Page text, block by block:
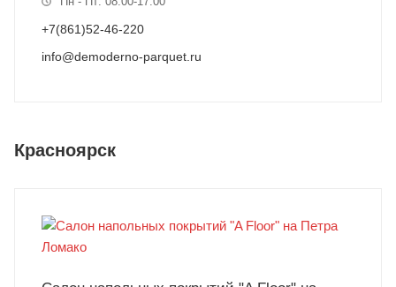
+7(861)52-46-220
info@demoderno-parquet.ru
Красноярск